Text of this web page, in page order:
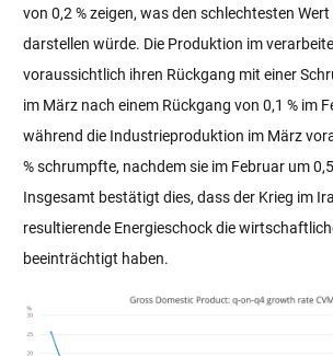
von 0,2 % zeigen, was den schlechtesten
darstellen würde. Die Produktion im
voraussichtlich ihren Rückgang mit einer
im März nach einem Rückgang von 0,1 % im
während die Industrieproduktion im März
% schrumpfte, nachdem sie im Februar um
Insgesamt bestätigt dies, dass der Krieg im
resultierende Energieschock die
beeinträchtigt haben.